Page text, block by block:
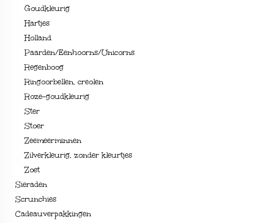
Goudkleurig
Hartjes
Holland
Paarden/Eenhoorns/Unicorns
Regenboog
Ringoorbellen, creolen
Roze-goudkleurig
Ster
Stoer
Zeemeerminnen
Zilverkleurig, zonder kleurtjes
Zoet
Sieraden
Scrunchies
Cadeauverpakkingen